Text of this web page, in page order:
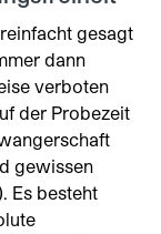
gesagt
dann
verboten
der Probezeit
gewissen
Es besteht